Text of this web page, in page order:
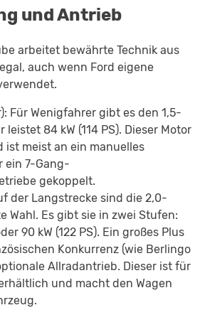
und Antrieb
arbeitet bewährte Technik aus
auch wenn Ford eigene
Für Wenigfahrer gibt es den 1,5-
leistet 84 kW (114 PS). Dieser Motor
ist meist an ein manuelles
ein 7-Gang-
gekoppelt.
der Langstrecke sind die 2,0-
Wahl. Es gibt sie in zwei Stufen:
90 kW (122 PS). Ein großes Plus
Konkurrenz (wie Berlingo
Allradantrieb. Dieser ist für
und macht den Wagen